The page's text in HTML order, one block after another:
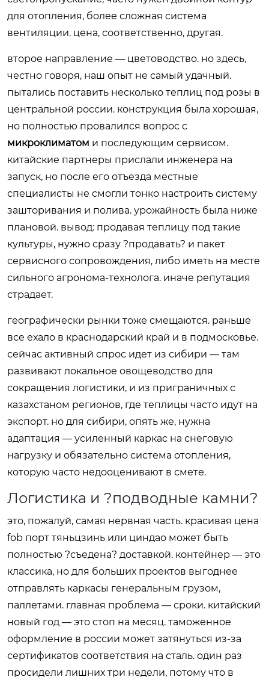
для отопления, более сложная система
вентиляции. цена, соответственно, другая.
второе направление — цветоводство. но здесь,
честно говоря, наш опыт не самый удачный.
пытались поставить несколько теплиц под розы в
центральной россии. конструкция была хорошая,
но полностью провалился вопрос с
микроклиматом и последующим сервисом.
китайские партнеры прислали инженера на
запуск, но после его отъезда местные
специалисты не смогли тонко настроить систему
зашторивания и полива. урожайность была ниже
плановой. вывод: продавая теплицу под такие
культуры, нужно сразу ?продавать? и пакет
сервисного сопровождения, либо иметь на месте
сильного агронома-технолога. иначе репутация
страдает.
географически рынки тоже смещаются. раньше
все ехало в краснодарский край и в подмосковье.
сейчас активный спрос идет из сибири — там
развивают локальное овощеводство для
сокращения логистики, и из приграничных с
казахстаном регионов, где теплицы часто идут на
экспорт. но для сибири, опять же, нужна
адаптация — усиленный каркас на снеговую
нагрузку и обязательно система отопления,
которую часто недооценивают в смете.
Логистика и ?подводные камни?
это, пожалуй, самая нервная часть. красивая цена
fob порт тяньцзинь или циндао может быть
полностью ?съедена? доставкой. контейнер — это
классика, но для больших проектов выгоднее
отправлять каркасы генеральным грузом,
паллетами. главная проблема — сроки. китайский
новый год — это стоп на месяц. таможенное
оформление в россии может затянуться из-за
сертификатов соответствия на сталь. один раз
просидели лишних три недели, потому что в